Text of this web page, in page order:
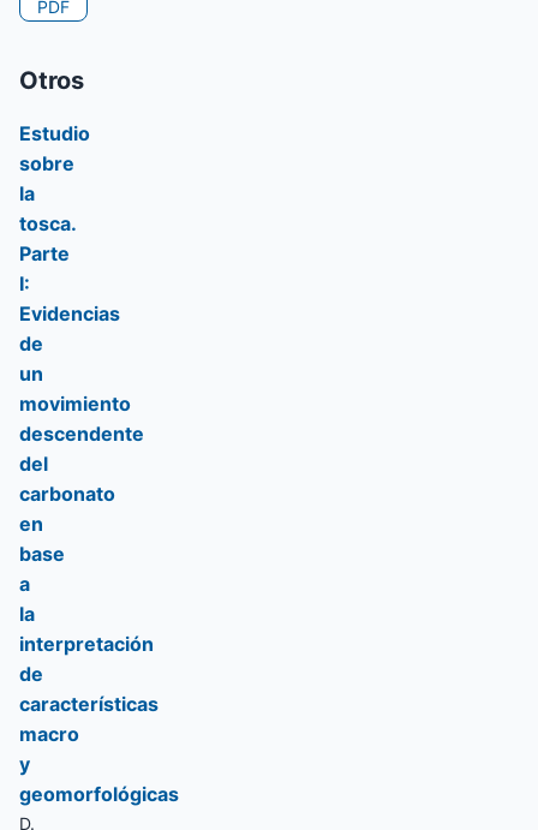
PDF
Otros
Estudio
sobre
la
tosca.
Parte
I:
Evidencias
de
un
movimiento
descendente
del
carbonato
en
base
a
la
interpretación
de
características
macro
y
geomorfológicas
D.